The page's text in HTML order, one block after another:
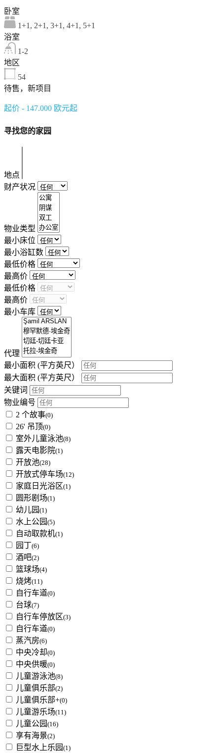
卧室
1+1, 2+1, 3+1, 4+1, 5+1
浴室
1-2
地区
54
待售，新项目
起价 - 147.000 欧元起
寻找您的家园
地点
财产状况
物业类型
最小床位
最小浴缸数
最低价格
最高价
最低价格
最高价
最小车库
代理
最小面积 (平方英尺）
最大面积 (平方英尺）
关键词
物业编号
2 个故事(0)
26' 吊顶(0)
室外儿童泳池(8)
露天电影院(1)
开放池(28)
开放式停车场(12)
家庭日光浴区(1)
圆形剧场(1)
幼儿园 (1)
水上公园 (5)
自动取款机(1)
园丁(6)
酒吧(2)
篮球场(4)
烧烤(11)
自行车道(0)
台球(7)
自行车停放区(3)
自行车道(0)
蒸汽房(6)
中央冷却(0)
中央供暖(0)
儿童游泳池(8)
儿童俱乐部(2)
儿童俱乐部+(0)
儿童游乐场(11)
儿童公园 (16)
享有海景(2)
巨型水上乐园 (1)